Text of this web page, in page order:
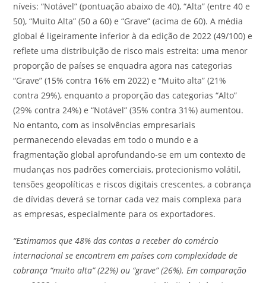
níveis: “Notável” (pontuação abaixo de 40), “Alta” (entre 40 e
50), “Muito Alta” (50 a 60) e “Grave” (acima de 60). A média
global é ligeiramente inferior à da edição de 2022 (49/100) e
reflete uma distribuição de risco mais estreita: uma menor
proporção de países se enquadra agora nas categorias
“Grave” (15% contra 16% em 2022) e “Muito alta” (21%
contra 29%), enquanto a proporção das categorias “Alto”
(29% contra 24%) e “Notável” (35% contra 31%) aumentou.
No entanto, com as insolvências empresariais
permanecendo elevadas em todo o mundo e a
fragmentação global aprofundando-se em um contexto de
mudanças nos padrões comerciais, protecionismo volátil,
tensões geopolíticas e riscos digitais crescentes, a cobrança
de dívidas deverá se tornar cada vez mais complexa para
as empresas, especialmente para os exportadores.
“Estimamos que 48% das contas a receber do comércio
internacional se encontrem em países com complexidade de
cobrança “muito alta” (22%) ou “grave” (26%). Em comparação